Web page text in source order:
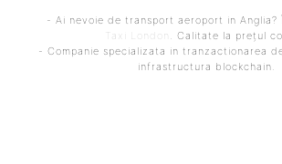
- Ai nevoie de transport aeroport in Anglia?
Taxi London
. Calitate la prețul
- Companie specializata in tranzactionarea
infrastructura blockchain.